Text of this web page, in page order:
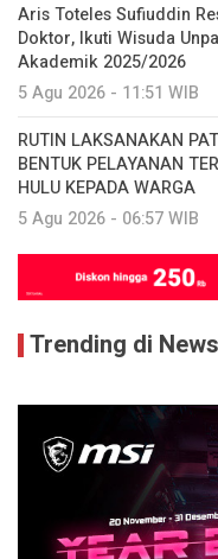
Aris Toteles Sufiuddin
Doktor, Ikuti Wisuda
Akademik 2025/2026
5 Agu 2026 - 11:51 WIB
RUTIN LAKSANAKAN
BENTUK PELAYANAN
HULU KEPADA WARGA
5 Agu 2026 - 06:57 WIB
Trending di News